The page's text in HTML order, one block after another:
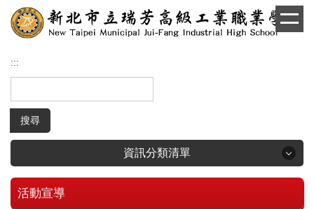
跳
到
內
:::
搜尋
資訊分類清單
回首頁
活動宣導